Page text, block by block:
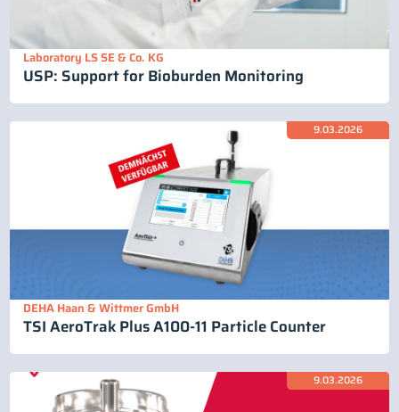
Laboratory LS SE & Co. KG
USP: Support for Bioburden Monitoring
9.03.2026
DEHA Haan & Wittmer GmbH
TSI AeroTrak Plus A100-11 Particle Counter
9.03.2026